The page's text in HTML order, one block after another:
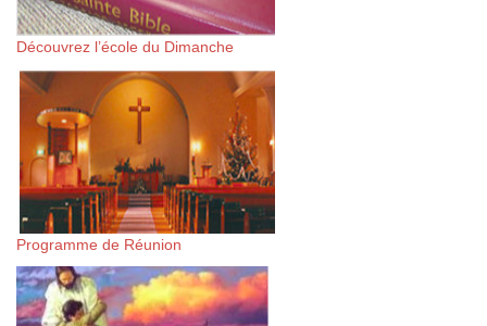
Découvrez l’école du Dimanche
Programme de Réunion